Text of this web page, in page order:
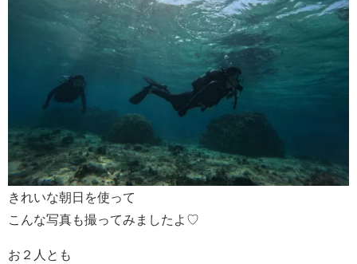
きれいな朝日を使って
こんな写真も撮ってみましたよ♡
お２人とも